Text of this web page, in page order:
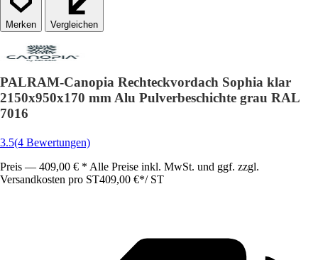
Vergleichen
PALRAM-Canopia Rechteckvordach Sophia klar
2150x950x170 mm Alu Pulverbeschichte grau RAL
7016
3.5(4 Bewertungen)
Preis — 409,00 € * Alle Preise inkl. MwSt. und ggf. zzgl.
Versandkosten pro ST409,00 €*/ ST